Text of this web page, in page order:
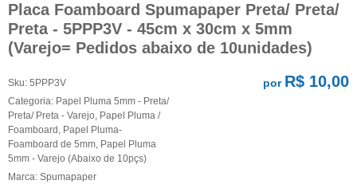
Placa Foamboard Spumapaper Preta/ Preta/
Preta - 5PPP3V - 45cm x 30cm x 5mm
(Varejo= Pedidos abaixo de 10unidades)
Sku: 5PPP3V
Categoria: Papel Pluma 5mm - Preta/
Preta/ Preta - Varejo Papel Pluma /
Foamboard Papel Pluma-
Foamboard de 5mm Papel Pluma
5mm - Varejo (Abaixo de 10pçs)
Marca: Spumapaper
por R$ 10,00